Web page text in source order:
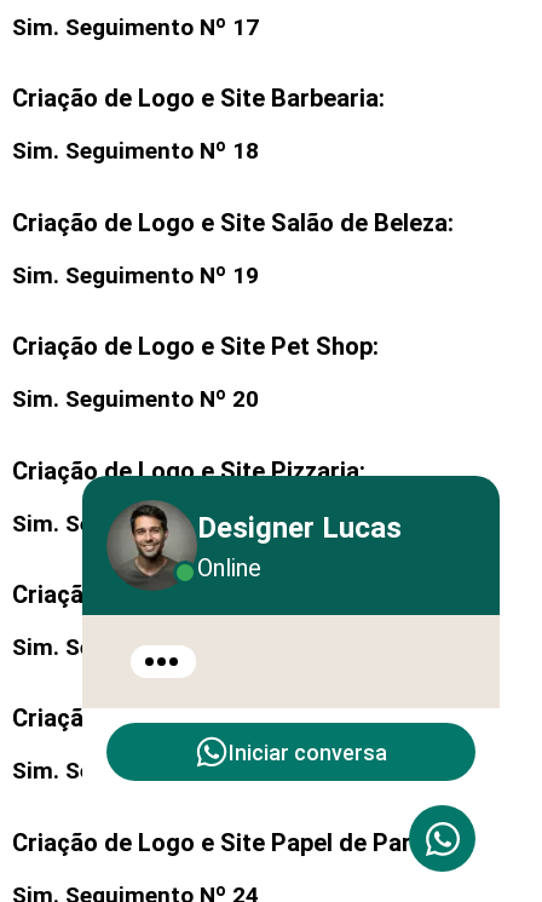
Sim. Seguimento Nº 17
Criação de Logo e Site Barbearia:
Sim. Seguimento Nº 18
Criação de Logo e Site Salão de Beleza:
Sim. Seguimento Nº 19
Criação de Logo e Site Pet Shop:
Sim. Seguimento Nº 20
Criação de Logo e Site Pizzaria:
Sim. Seguimento Nº 21
Criação de Logo e Site Escritório:
Sim. Seguimento
Criação de Logo e Site Coworking:
Sim. Seguimento Nº 23
Criação de Logo e Site Papel de Parede:
Sim. Seguimento Nº 24
Designer Lucas
Online
Iniciar conversa